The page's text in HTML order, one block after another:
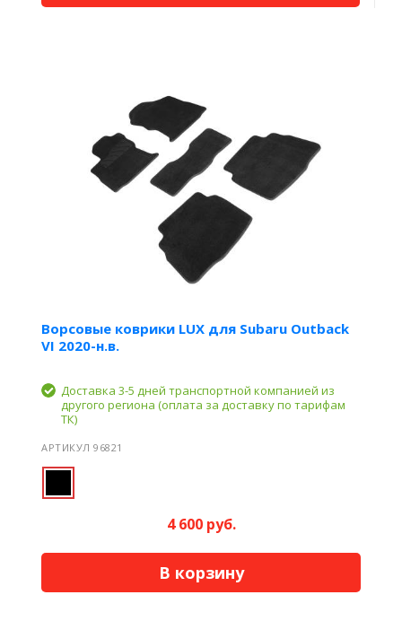
Ворсовые коврики LUX для Subaru Outback
VI 2020-н.в.
Доставка 3-5 дней транспортной компанией из
другого региона (оплата за доставку по тарифам
ТК)
АРТИКУЛ 96821
4 600 руб.
В корзину